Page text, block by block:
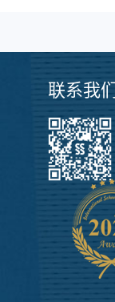
联系我